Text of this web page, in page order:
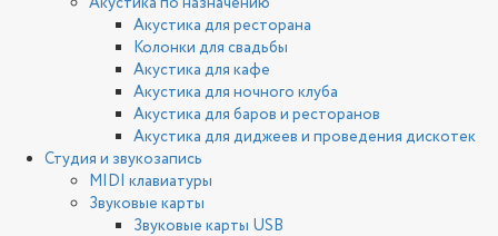
Акустика для ресторана
Колонки для свадьбы
Акустика для кафе
Акустика для ночного клуба
Акустика для баров и ресторанов
Акустика для диджеев и проведения дискотек
Студия и звукозапись
MIDI клавиатуры
Звуковые карты
Звуковые карты USB